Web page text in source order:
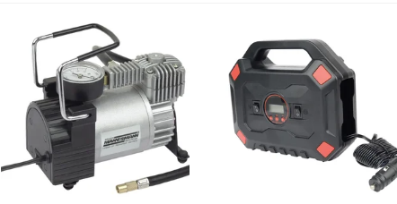
Prix 60,77€